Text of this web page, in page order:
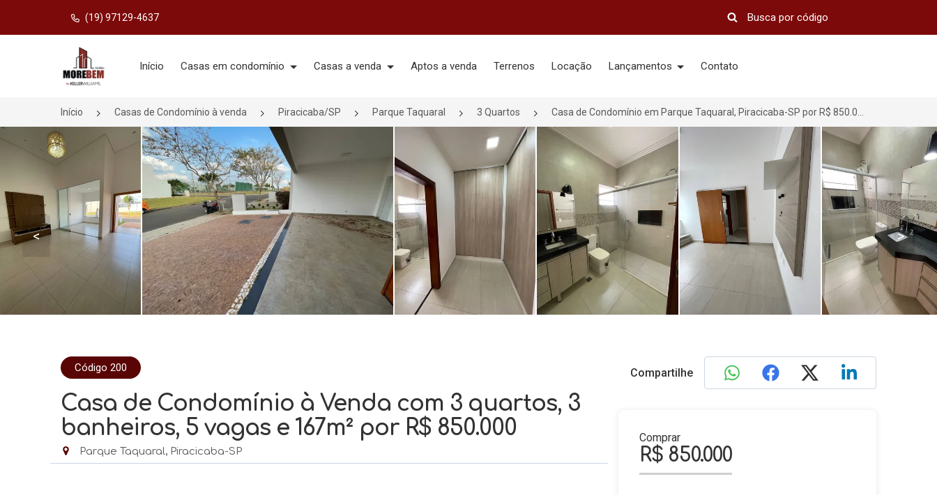
(19) 97129-4637
Página inicial
Início Casas em condomínio Casas a venda Aptos a venda Terrenos Locação Lançamentos Contato
Início Casas de Condomínio à venda Piracicaba/SP Parque Taquaral 3 Quartos
< >
Código 200
Casa de Condomínio à Venda com 3 quartos, 3
banheiros, 5 vagas e 167m² por R$ 850.000
Parque Taquaral, Piracicaba-SP
Compartilhe
Comprar
R$ 850.000